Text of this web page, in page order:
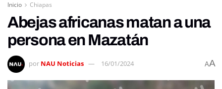
Inicio Chiapas
Abejas africanas matan a una
persona en Mazatán
por NAU Noticias 16/01/2024 AA